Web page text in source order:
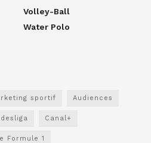
Volley-Ball
Water Polo
sportif Audiences
Canal+
Formule 1